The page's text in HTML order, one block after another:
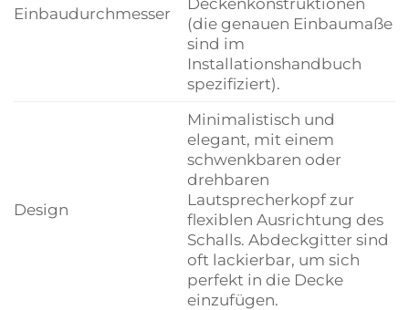
Einbaudurchmesser
(die genauen Einbaumaße
sind im
Installationshandbuch
spezifiziert).
Design
Minimalistisch und
elegant, mit einem
schwenkbaren oder
drehbaren
Lautsprecherkopf zur
flexiblen Ausrichtung des
Schalls. Abdeckgitter sind
oft lackierbar, um sich
perfekt in die Decke
einzufügen.